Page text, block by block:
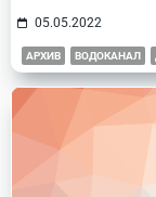
05.05.2022
АРХИВ ВОДОКАНАЛ